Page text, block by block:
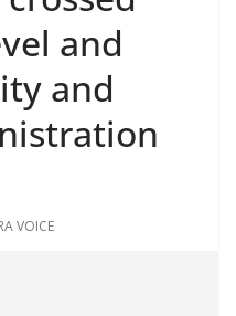
and
and
VOICE